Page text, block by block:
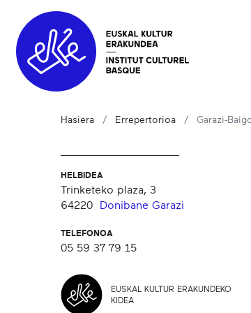
Hasiera Errepertorioa Garazi-
HELBIDEA
Trinketeko plaza, 3
64220
Donibane Garazi
TELEFONOA
05 59 37 79 15
EUSKAL KULTUR ERAKUNDEKO
KIDEA